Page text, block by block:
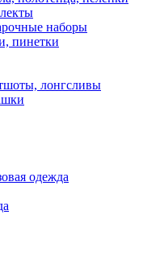
наборы
пинетки
лонгсливы
одежда